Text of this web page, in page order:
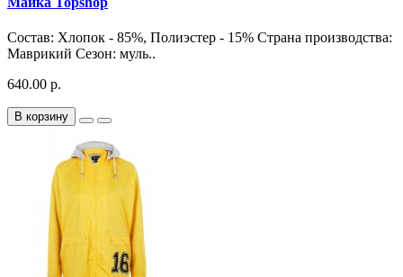
Состав: Хлопок - 85%, Полиэстер - 15% Страна производства:
Маврикий Сезон: муль..
640.00 р.
В корзину